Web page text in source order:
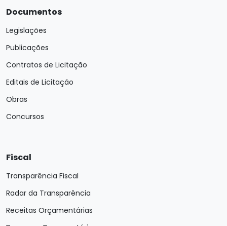
Documentos
Legislações
Publicações
Contratos de Licitação
Editais de Licitação
Obras
Concursos
Fiscal
Transparência Fiscal
Radar da Transparência
Receitas Orçamentárias